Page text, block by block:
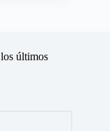
últimos